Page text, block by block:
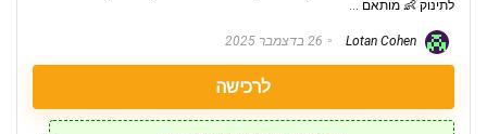
לתינוק 👶 מותאם ...
26 בדצמבר 2025
לרכישה